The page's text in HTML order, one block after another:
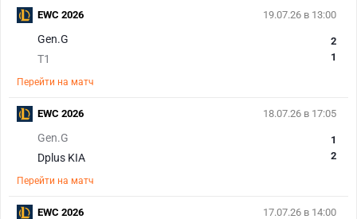
19.07.26 в 13:00
Gen.G
T1
2
1
Перейти на матч
EWC 2026
18.07.26 в 17:05
Gen.G
Dplus KIA
1
2
Перейти на матч
EWC 2026
17.07.26 в 14:00
EWC 2026